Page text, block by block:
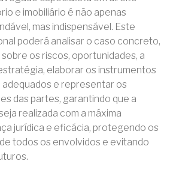
e imobiliário é não apenas
mas indispensável. Este
poderá analisar o caso concreto,
os riscos, oportunidades, a
elaborar os instrumentos
adequados e representar os
das partes, garantindo que a
realizada com a máxima
jurídica e eficácia, protegendo os
todos os envolvidos e evitando